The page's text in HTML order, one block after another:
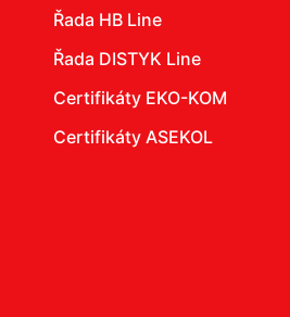
Řada HB Line
Řada DISTYK Line
Certifikáty EKO-KOM
Certifikáty ASEKOL